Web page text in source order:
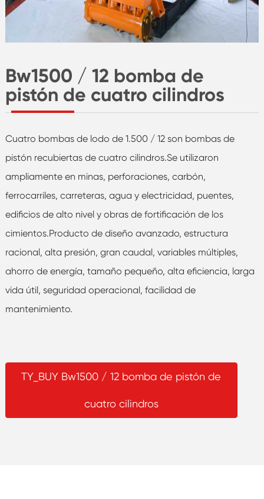
Bw1500 / 12 bomba de
pistón de cuatro cilindros
Cuatro bombas de lodo de 1.500 / 12 son bombas de
pistón recubiertas de cuatro cilindros.Se utilizaron
ampliamente en minas, perforaciones, carbón,
ferrocarriles, carreteras, agua y electricidad, puentes,
edificios de alto nivel y obras de fortificación de los
cimientos.Producto de diseño avanzado, estructura
racional, alta presión, gran caudal, variables múltiples,
ahorro de energía, tamaño pequeño, alta eficiencia, larga
vida útil, seguridad operacional, facilidad de
mantenimiento.
TY_BUY Bw1500 / 12 bomba de pistón de
cuatro cilindros